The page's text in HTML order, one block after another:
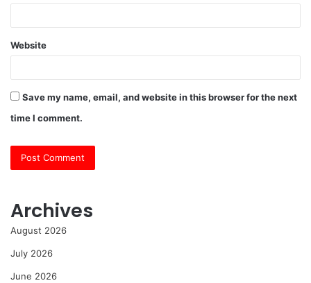
Website
Save my name, email, and website in this browser for the next
time I comment.
Archives
August 2026
July 2026
June 2026